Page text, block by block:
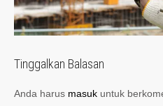
Tinggalkan Balasan
Anda harus masuk untuk